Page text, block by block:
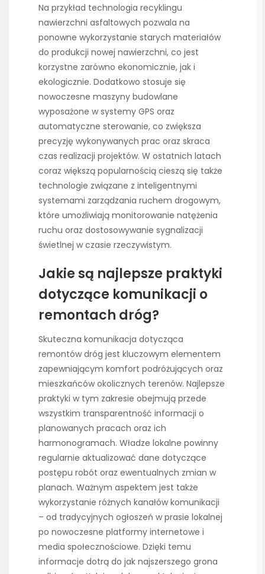
Na przykład technologia recyklingu
nawierzchni asfaltowych pozwala na
ponowne wykorzystanie starych materiałów
do produkcji nowej nawierzchni, co jest
korzystne zarówno ekonomicznie, jak i
ekologicznie. Dodatkowo stosuje się
nowoczesne maszyny budowlane
wyposażone w systemy GPS oraz
automatyczne sterowanie, co zwiększa
precyzję wykonywanych prac oraz skraca
czas realizacji projektów. W ostatnich latach
coraz większą popularnością cieszą się także
technologie związane z inteligentnymi
systemami zarządzania ruchem drogowym,
które umożliwiają monitorowanie natężenia
ruchu oraz dostosowywanie sygnalizacji
świetlnej w czasie rzeczywistym.
Jakie są najlepsze praktyki
dotyczące komunikacji o
remontach dróg?
Skuteczna komunikacja dotycząca
remontów dróg jest kluczowym elementem
zapewniającym komfort podróżujących oraz
mieszkańców okolicznych terenów. Najlepsze
praktyki w tym zakresie obejmują przede
wszystkim transparentność informacji o
planowanych pracach oraz ich
harmonogramach. Władze lokalne powinny
regularnie aktualizować dane dotyczące
postępu robót oraz ewentualnych zmian w
planach. Ważnym aspektem jest także
wykorzystanie różnych kanałów komunikacji
– od tradycyjnych ogłoszeń w prasie lokalnej
po nowoczesne platformy internetowe i
media społecznościowe. Dzięki temu
informacje dotrą do jak najszerszego grona